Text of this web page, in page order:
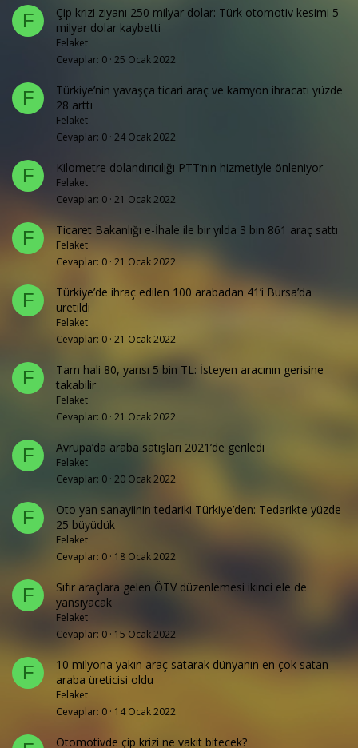
F
Çip krizi ziyanı 250 milyar dolar: Türk otomotiv kesimi 5
milyar dolar kaybetti
Felaket
Cevaplar 0 25 Ocak 2022
F
Türkiye’nin yavaşça ticari araç ve kamyon ihracatı yüzde
28 arttı
Felaket
Cevaplar 0 24 Ocak 2022
F Kilometre dolandırıcılığı PTT’nin hizmetiyle önleniyor
Felaket
Cevaplar 0 21 Ocak 2022
F Ticaret Bakanlığı e-İhale ile bir yılda 3 bin 861 araç sattı
Felaket
Cevaplar 0 21 Ocak 2022
F
Türkiye’de ihraç edilen 100 arabadan 41’i Bursa’da
üretildi
Felaket
Cevaplar 0 21 Ocak 2022
F
Tam hali 80, yarısı 5 bin TL: İsteyen aracının gerisine
takabilir
Felaket
Cevaplar 0 21 Ocak 2022
F Avrupa’da araba satışları 2021’de geriledi
Felaket
Cevaplar 0 20 Ocak 2022
F
Oto yan sanayiinin tedariki Türkiye’den: Tedarikte yüzde
25 büyüdük
Felaket
Cevaplar 0 18 Ocak 2022
F
Sıfır araçlara gelen ÖTV düzenlemesi ikinci ele de
yansıyacak
Felaket
Cevaplar 0 15 Ocak 2022
F
10 milyona yakın araç satarak dünyanın en çok satan
araba üreticisi oldu
Felaket
Cevaplar 0 14 Ocak 2022
Otomotivde çip krizi ne vakit bitecek?